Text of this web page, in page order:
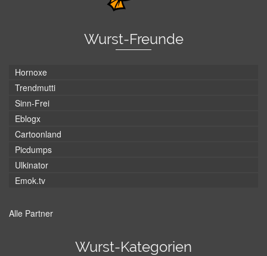
Wurst-Freunde
Hornoxe
Trendmutti
Sinn-Frei
Eblogx
Cartoonland
Picdumps
Ulkinator
Emok.tv
Alle Partner
Wurst-Kategorien